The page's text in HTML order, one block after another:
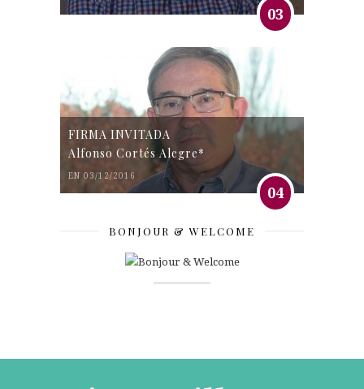
03
FIRMA INVITADA
Alfonso Cortés Alegre*
EN 03/12/2016
04
BONJOUR & WELCOME